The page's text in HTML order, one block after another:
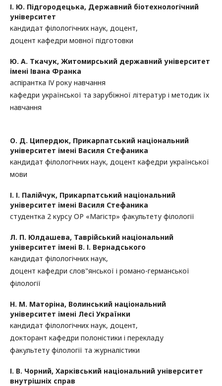
І. Ю. Підгородецька, Державний біотехнологічний
університет
кандидат філологічних наук, доцент,
доцент кафедри мовної підготовки
Ю. А. Ткачук, Житомирський державний університет
імені Івана Франка
аспірантка ІV року навчання
кафедри української та зарубіжної літератур і методик їх
навчання
О. Д. Ципердюк, Прикарпатський національний
університет імені Василя Стефаника
кандидат філологічних наук, доцент кафедри української
мови
І. І. Палійчук, Прикарпатський національний
університет імені Василя Стефаника
студентка 2 курсу ОР «Магістр» факультету філології
Л. П. Юлдашева, Таврійський національний
університет імені В. І. Вернадського
кандидат філологічних наук,
доцент кафедри слов‟янської і романо-германської
філології
Н. М. Маторіна, Волинський національний
університет імені Лесі Українки
кандидат філологічних наук, доцент,
докторант кафедри полоністики і перекладу
факультету філології та журналістики
І. В. Чорний, Харківський національний університет
внутрішніх справ